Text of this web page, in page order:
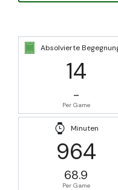
Absolvierte
14
-
Per Game
Minuten
964
68.9
Per Game